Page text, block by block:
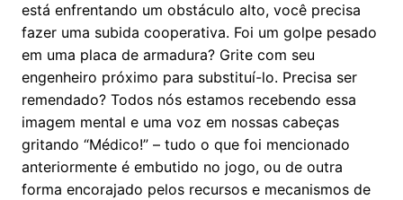
está enfrentando um obstáculo alto, você precisa
fazer uma subida cooperativa. Foi um golpe pesado
em uma placa de armadura? Grite com seu
engenheiro próximo para substituí-lo. Precisa ser
remendado? Todos nós estamos recebendo essa
imagem mental e uma voz em nossas cabeças
gritando “Médico!” – tudo o que foi mencionado
anteriormente é embutido no jogo, ou de outra
forma encorajado pelos recursos e mecanismos de